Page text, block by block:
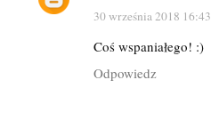
30 września 2018 16:43
Coś wspaniałego! :)
Odpowiedz